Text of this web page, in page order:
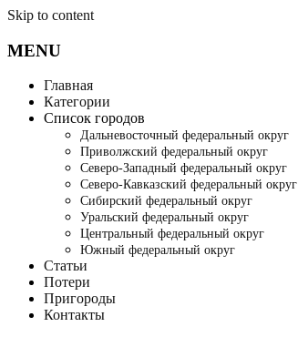
Skip to content
MENU
Главная
Категории
Список городов
Дальневосточный федеральный округ
Приволжский федеральный округ
Северо-Западный федеральный округ
Северо-Кавказский федеральный округ
Сибирский федеральный округ
Уральский федеральный округ
Центральный федеральный округ
Южный федеральный округ
Статьи
Потери
Пригороды
Контакты